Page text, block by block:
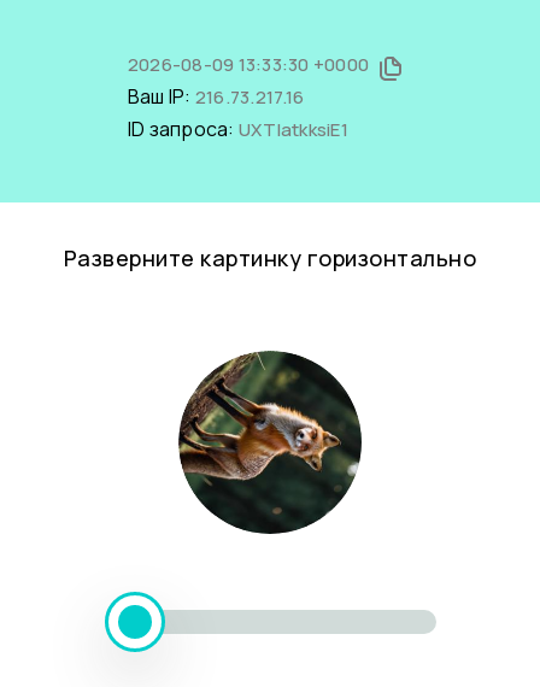
2026-08-09 13:33:30 +0000
Ваш IP: 216.73.217.16
ID запроса: UXTIatkksiE1
Разверните картинку горизонтально